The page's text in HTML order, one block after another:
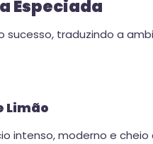
Especiada
sucesso, traduzindo a
Limão
intenso, moderno e cheio